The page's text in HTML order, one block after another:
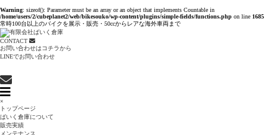
Warning: sizeof(): Parameter must be an array or an object that implements Countable in
/home/users/2/cubeplanet2/web/bikesouko/wp-content/plugins/simple-fields/functions.php on line 1685
常時100台以上のバイクを展示・販売・50ccからレアな海外車両まで
CONTACT
お問い合わせはコチラから
LINEでお問い合わせ
×
トップページ
ばいく倉庫について
販売実績
メンテナンス